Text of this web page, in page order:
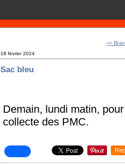
<<
18 février 2024
Sac bleu
Demain, lundi matin,
collecte des PMC.